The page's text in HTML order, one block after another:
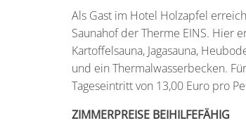
Als Gast im Hotel Holzapfel
Saunahof der Therme EINS. Hier
Kartoffelsauna, Jagasauna,
und ein Thermalwasserbecken.
Tageseintritt von 13,00 Euro pro
ZIMMERPREISE BEIHILFEFÄHIG